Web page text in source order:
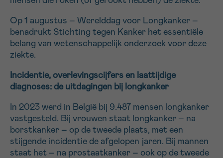
Op 1 augustus – Werelddag voor Longkanker –
benadrukt Stichting tegen Kanker het essentiële
belang van wetenschappelijk onderzoek voor deze
ziekte.
Incidentie, overlevingscijfers en laattijdige
diagnoses: de uitdagingen bij longkanker
In 2023 werd in België bij 9.487 mensen longkanker
vastgesteld. Bij vrouwen staat longkanker – na
borstkanker – op de tweede plaats, met een
stijgende incidentie de afgelopen jaren. Bij mannen
staat het – na prostaatkanker – ook op de tweede
Ja, stuur mij de nieuwsbrief
Ik aanvaard degebruiksvoorwaarden
Sturen